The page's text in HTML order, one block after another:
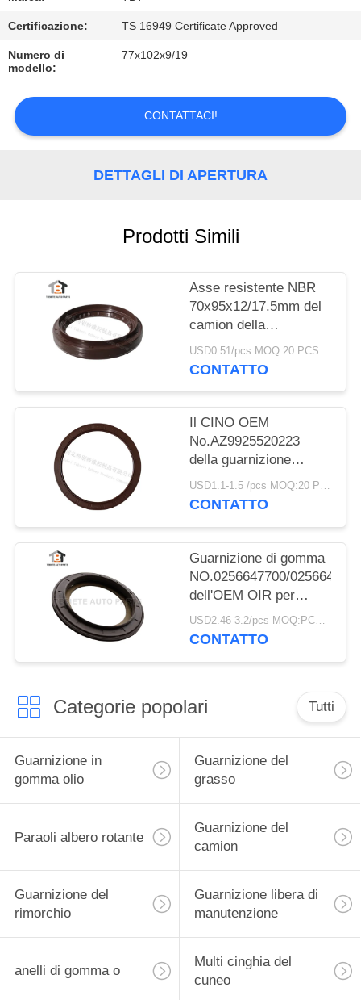
CONTATTICI
NOTIZIE
CASI
Certificazione: TS 16949 Certificate Approved
Numero di
modello:
77x102x9/19
CONTATTACI!
DETTAGLI DI APERTURA
Prodotti Simili
Asse resistente NBR
70x95x12/17.5mm del
camion della
guarnizione del camion
di Dongfeng
USD0.51/pcs MOQ:20 PCS
CONTATTO
Il CINO OEM
No.AZ9925520223
della guarnizione
dell'asse dell'equilibrio
di HOWO gradua
gomma
USD1.1-1.5 /pcs MOQ:20 PCS
CONTATTO
Guarnizione di gomma
NO.0256647700/
dell'OEM OIR per
l'asse 117.5*158*17.8
millimetro di BPW per il
USD2.46-3.2/pcs MOQ:PCS 1000
CONTATTO
Categorie popolari Tutti
Guarnizione in
gomma olio
Guarnizione del
grasso
Paraoli albero rotante
Guarnizione del
camion
Guarnizione del
rimorchio
Guarnizione libera di
manutenzione
anelli di gomma o
Multi cinghia del
cuneo